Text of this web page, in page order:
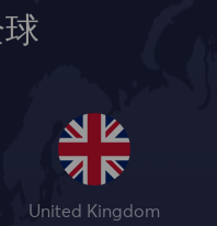
United Kingdom